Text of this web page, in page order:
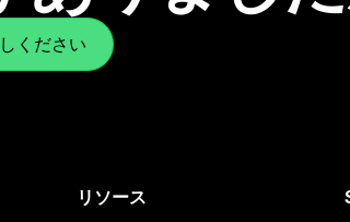
ください
リソース